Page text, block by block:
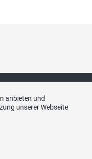
anbieten und
unserer Webseite